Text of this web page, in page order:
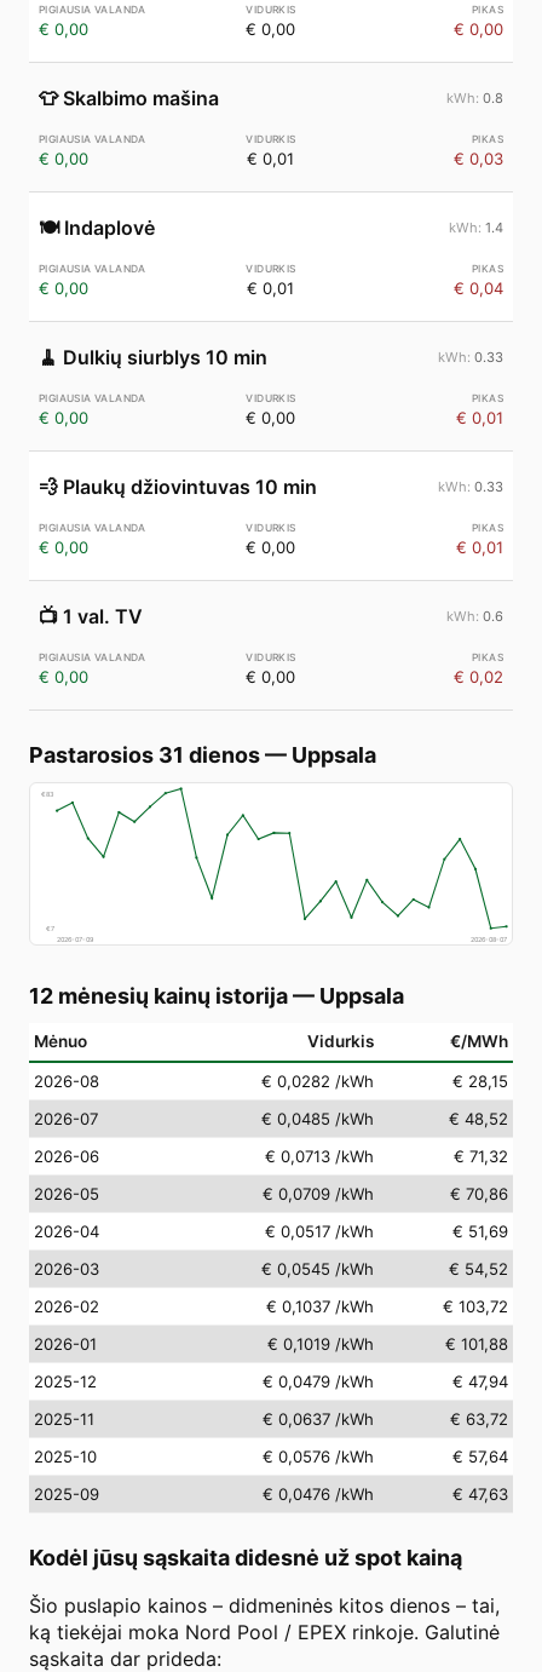
€ 0,00 € 0,00 € 0,00
👕 Skalbimo mašina 0.8
€ 0,00 € 0,01 € 0,03
🍽️ Indaplovė 1.4
€ 0,00 € 0,01 € 0,04
🧹 Dulkių siurblys 10 min 0.33
€ 0,00 € 0,00 € 0,01
💨 Plaukų džiovintuvas 10 min 0.33
€ 0,00 € 0,00 € 0,01
📺 1 val. TV 0.6
€ 0,00 € 0,00 € 0,02
Pastarosios 31 dienos— Uppsala
€83
€7
2026-07-09
2026-08-07
12 mėnesių kainų istorija— Uppsala
Mėnuo Vidurkis €/MWh
2026-08 € 0,0282 /kWh
€ 28,15
2026-07
€ 0,0485 /kWh
€ 48,52
2026-06
€ 0,0713 /kWh
€ 71,32
2026-05
€ 0,0709 /kWh
€ 70,86
2026-04
€ 0,0517 /kWh
€ 51,69
2026-03
€ 0,0545 /kWh
€ 54,52
2026-02
€ 0,1037 /kWh
€ 103,72
2026-01
€ 0,1019 /kWh
€ 101,88
2025-12
€ 0,0479 /kWh
€ 47,94
2025-11
€ 0,0637 /kWh
€ 63,72
2025-10
€ 0,0576 /kWh
€ 57,64
2025-09
€ 0,0476 /kWh € 47,63
Kodėl jūsų sąskaita didesnė už spot kainą
Šio puslapio kainos – didmeninės kitos dienos – tai,
ką tiekėjai moka Nord Pool / EPEX rinkoje. Galutinė
sąskaita dar prideda: